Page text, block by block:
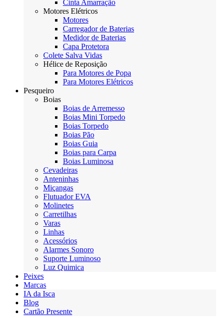
Cinta Amarração
Motores Elétricos
Motores
Carregador de Baterias
Medidor de Baterias
Capa Protetora
Colete Salva Vidas
Hélice de Reposição
Para Motores de Popa
Para Motores Elétricos
Pesqueiro
Boias
Boias de Arremesso
Boias Mini Torpedo
Boias Torpedo
Boias Pão
Boias Guia
Boias para Carpa
Boias Luminosa
Cevadeiras
Anteninhas
Miçangas
Flutuador EVA
Molinetes
Carretilhas
Varas
Linhas
Acessórios
Alarmes Sonoro
Suporte Luminoso
Luz Quimica
Peixes
Marcas
IA da Isca
Blog
Cartão Presente